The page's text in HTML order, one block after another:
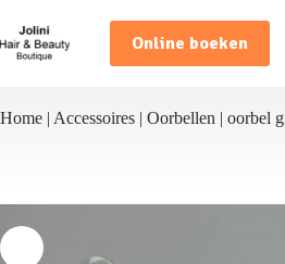
naar
de
inhoud
Online boeken
Home | Accessoires | Oorbellen | oorbel